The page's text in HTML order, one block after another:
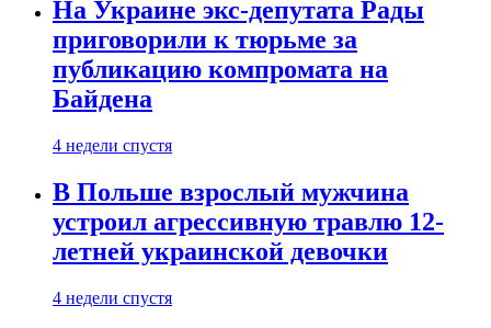
На Украине экс-депутата Рады
приговорили к тюрьме за
публикацию компромата на
Байдена
4 недели спустя
В Польше взрослый мужчина
устроил агрессивную травлю 12-
летней украинской девочки
4 недели спустя